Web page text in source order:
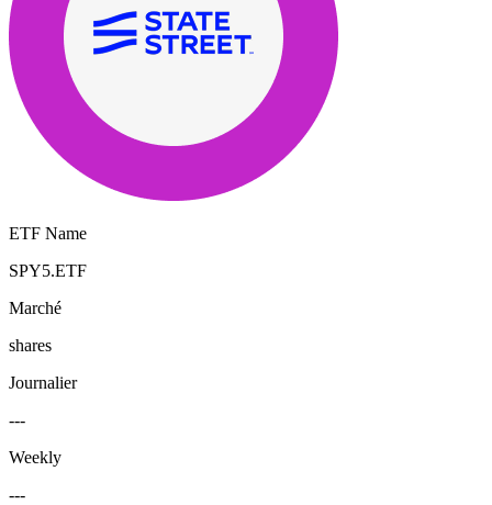
ETF Name
SPY5.ETF
Marché
shares
Journalier
---
Weekly
---